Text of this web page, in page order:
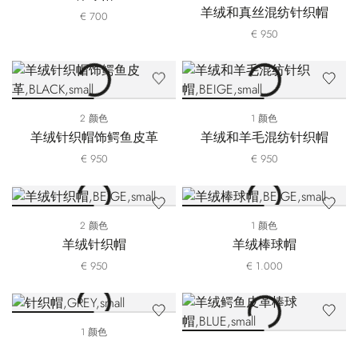
€ 700 羊绒和真丝混纺针织帽
€ 950
2 颜色
羊绒针织帽饰鳄鱼皮革
€ 950
1 颜色
羊绒和羊毛混纺针织帽
€ 950
2 颜色
羊绒针织帽
€ 950
1 颜色
羊绒棒球帽
€ 1.000
1 颜色